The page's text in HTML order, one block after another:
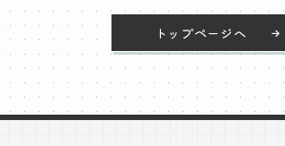
トップページへ